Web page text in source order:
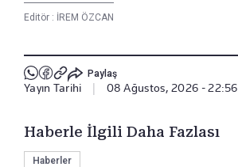
Editör : İREM ÖZCAN
Paylaş
Yayın Tarihi | 08 Ağustos, 2026 - 22:56
Haberle İlgili Daha Fazlası
Haberler